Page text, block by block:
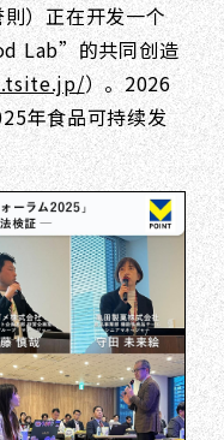
）正在开发一个
Lab”的共同创造
）。2026
年食品可持续发